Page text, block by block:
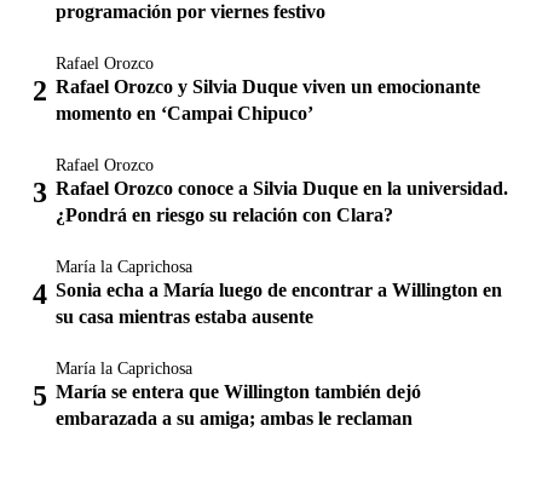
programación por viernes festivo
Rafael Orozco
Rafael Orozco y Silvia Duque viven un emocionante
momento en ‘Campai Chipuco’
Rafael Orozco
Rafael Orozco conoce a Silvia Duque en la universidad.
¿Pondrá en riesgo su relación con Clara?
María la Caprichosa
Sonia echa a María luego de encontrar a Willington en
su casa mientras estaba ausente
María la Caprichosa
María se entera que Willington también dejó
embarazada a su amiga; ambas le reclaman